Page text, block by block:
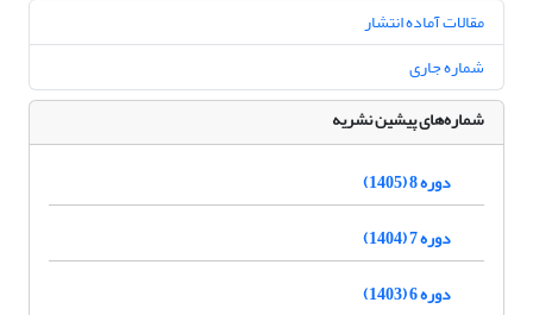
مقالات آماده انتشار
شماره جاری
شماره‌های پیشین نشریه
دوره 8 (1405)
دوره 7 (1404)
دوره 6 (1403)